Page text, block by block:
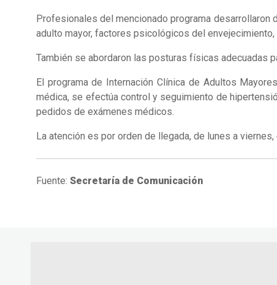
Profesionales del mencionado programa
adulto mayor, factores psicológicos del
También se abordaron las posturas físicas adecuadas
El programa de Internación Clínica de Adultos
médica, se efectúa control y seguimiento de
pedidos de exámenes médicos.
La atención es por orden de llegada, de lunes a
Fuente: Secretaría de Comunicación